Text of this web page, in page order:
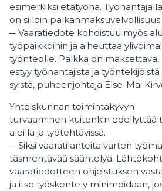
esimerkiksi etätyönä. Työnantajalla
on silloin palkanmaksuvelvollisuus
─ Vaaratiedote kohdistuu myös
työpaikkoihin ja aiheuttaa
työnteolle. Palkka on
estyy työnantajista ja
syistä, puheenjohtaja Else-Mai
Yhteiskunnan toimintakyvyn
turvaaminen kuitenkin edellyttää
aloilla ja työtehtävissä.
─ Siksi vaaratilanteita varten
täsmentävää sääntelyä.
vaaratiedotteen ohjeistuksen
ja itse työskentely minimoidaan,